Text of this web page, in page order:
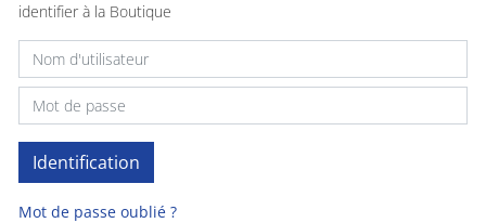
identifier à la Boutique
Mot de passe oublié ?